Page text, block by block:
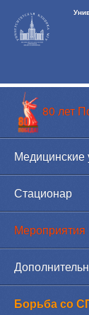
80 лет
Медицинские
Стационар
Мероприятия
Борьба со